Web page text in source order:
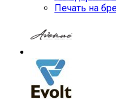
Печать на